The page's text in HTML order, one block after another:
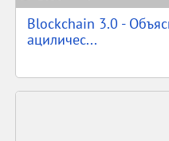
Blockchain 3.0 -
ациличес...